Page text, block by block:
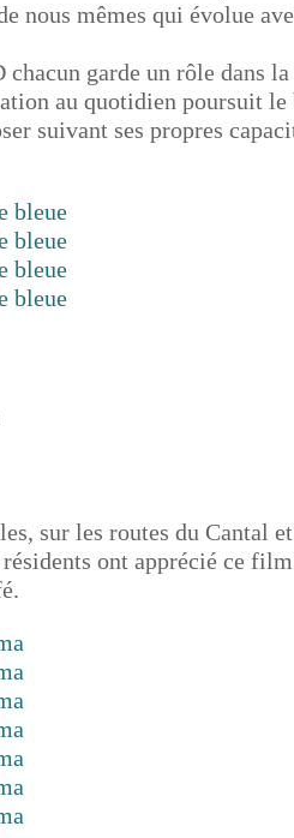
nous mêmes qui évolue
garde un rôle dans la
au quotidien poursuit le
suivant ses propres
sur les routes du Cantal
ont apprécié ce